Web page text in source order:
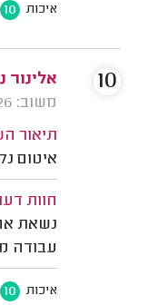
איכות 10
אלינור
משוב: 05/03/2026
תיאור
איטום
חוות
נשאת
עבודה
איכות 10
10